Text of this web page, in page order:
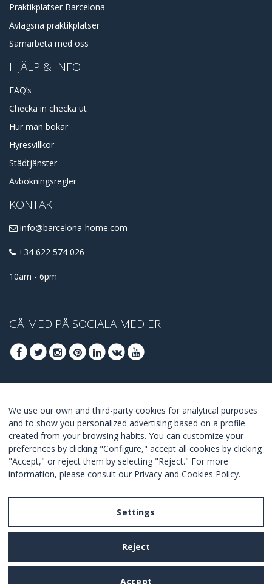
Praktikplatser Barcelona
Avlägsna praktikplatser
Samarbeta med oss
HJÄLP & INFO
FAQ’s
Checka in checka ut
Hur man bokar
Hyresvillkor
Städtjänster
Avbokningsregler
KONTAKT
info@barcelona-home.com
+34 622 574 026
10am - 6pm
GÅ MED PÅ SOCIALA MEDIER
ERBJUDANDENA
GÅ MED
I Agree with the terms and conditions
We use our own and third-party cookies for analytical purposes
and to show you personalized advertising based on a profile
created from your browsing habits. You can customize your
preferences by clicking "Configure," accept all cookies by clicking
"Accept," or reject them by selecting "Reject." For more
information, please consult our Privacy and Cookies Policy.
Settings
Reject
Accept
Legal Notice
Privacy and Cookies Policy
Terms and Conditions of Use